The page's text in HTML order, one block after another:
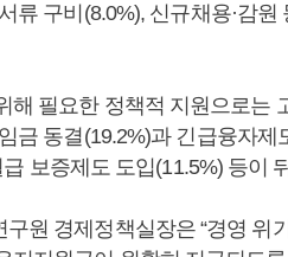
류 구비(8.0%), 신규채용·감
해 필요한 정책적 지원으로는
금 동결(19.2%)과 긴급융자제
보증제도 도입(11.5%) 등이
원 경제정책실장은 “경영 위